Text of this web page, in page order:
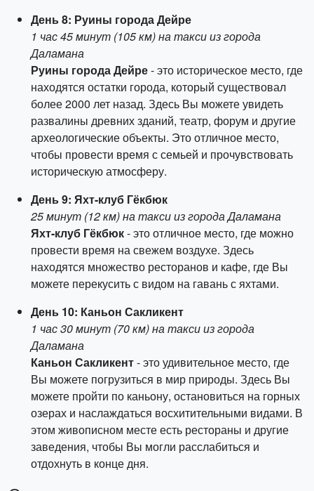
День 8: Руины города Дейре
1 час 45 минут (105 км) на такси из города
Даламана
Руины города Дейре- это историческое место, где
находятся остатки города, который существовал
более 2000 лет назад. Здесь Вы можете увидеть
развалины древних зданий, театр, форум и другие
археологические объекты. Это отличное место,
чтобы провести время с семьей и прочувствовать
историческую атмосферу.
День 9: Яхт-клуб Гёкбюк
25 минут (12 км) на такси из города Даламана
Яхт-клуб Гёкбюк- это отличное место, где можно
провести время на свежем воздухе. Здесь
находятся множество ресторанов и кафе, где Вы
можете перекусить с видом на гавань с яхтами.
День 10: Каньон Сакликент
1 час 30 минут (70 км) на такси из города
Даламана
Каньон Сакликент- это удивительное место, где
Вы можете погрузиться в мир природы. Здесь Вы
можете пройти по каньону, остановиться на горных
озерах и наслаждаться восхитительными видами. В
этом живописном месте есть рестораны и другие
заведения, чтобы Вы могли расслабиться и
отдохнуть в конце дня.